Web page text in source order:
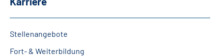
Stellenangebote
Fort- & Weiterbildung